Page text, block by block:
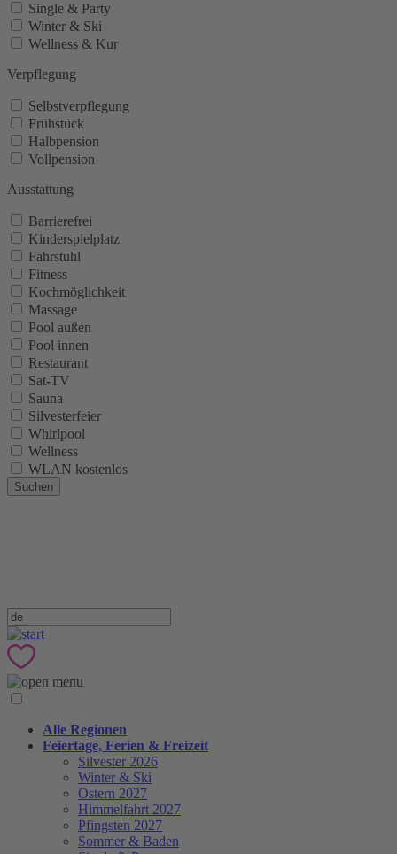
Single & Party
Winter & Ski
Wellness & Kur
Verpflegung
Selbstverpflegung
Frühstück
Halbpension
Vollpension
Ausstattung
Barrierefrei
Kinderspielplatz
Fahrstuhl
Fitness
Kochmöglichkeit
Massage
Pool außen
Pool innen
Restaurant
Sat-TV
Sauna
Silvesterfeier
Whirlpool
Wellness
WLAN kostenlos
Suchen
Alle Regionen
Feiertage, Ferien & Freizeit
Silvester 2026
Winter & Ski
Ostern 2027
Himmelfahrt 2027
Pfingsten 2027
Sommer & Baden